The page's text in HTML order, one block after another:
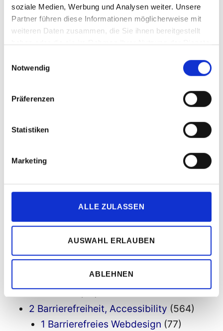
soziale Medien, Werbung und Analysen weiter. Unsere
Partner führen diese Informationen möglicherweise mit
weiteren Daten zusammen, die Sie ihnen bereitgestellt
haben oder die sie im Rahmen Ihrer Nutzung der Dienste
Notwendig
Präferenzen
Statistiken
Marketing
ALLE ZULASSEN
AUSWAHL ERLAUBEN
ABLEHNEN
Quelle: Robert Kneschke – 483201067 / Shutterstock.com
„Barrierefreiheit in der Informatik –
weiterlesen
SUCHE
Suchen
1 Aktuelles(76)
2 Barrierefreiheit, Accessibility (564)
1 Barrierefreies Webdesign (77)